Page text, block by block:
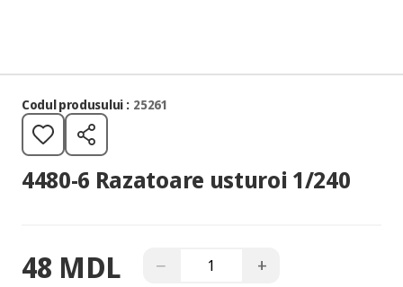
Codul produsului : 25261
4480-6 Razatoare usturoi 1/240
48 MDL − +